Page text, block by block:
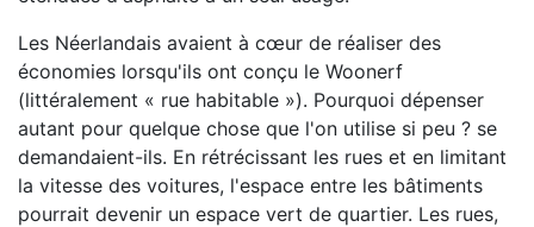
Les Néerlandais avaient à cœur de réaliser des
économies lorsqu'ils ont conçu le Woonerf
(littéralement « rue habitable »). Pourquoi dépenser
autant pour quelque chose que l'on utilise si peu ? se
demandaient-ils. En rétrécissant les rues et en limitant
la vitesse des voitures, l'espace entre les bâtiments
pourrait devenir un espace vert de quartier. Les rues,